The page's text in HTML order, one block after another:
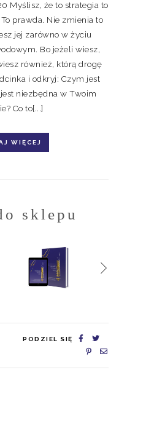
Myślisz, że to strategia to
prawda. Nie zmienia to
jej zarówno w życiu
Bo jeżeli wiesz,
również, którą drogę
i odkryj: Czym jest
niezbędna w Twoim
Co to[...]
WIĘCEJ
sklepu
PODZIEL SIĘ